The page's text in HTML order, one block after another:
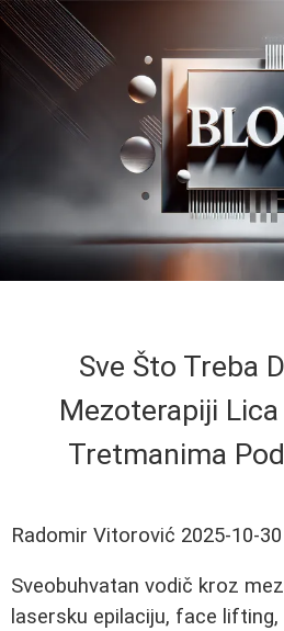
Sve Što Treba
Mezoterapiji
Tretmanima
Radomir Vitorović 2025-10-30
Sveobuhvatan vodič kroz
lasersku epilaciju, face